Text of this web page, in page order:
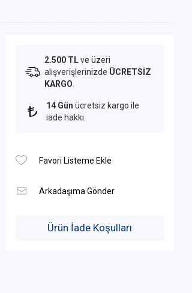
2.500 TLve üzeri
alışverişlerinizde ÜCRETSİZ
KARGO
14 Gün ücretsiz kargo ile
iade hakkı.
Ürün İade Koşulları